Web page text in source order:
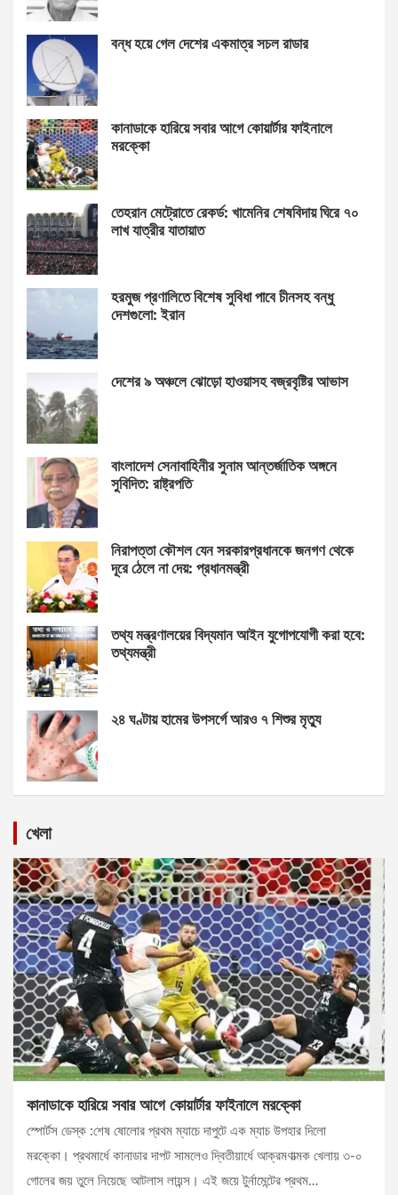
বন্ধ হয়ে গেল দেশের একমাত্র সচল রাডার
কানাডাকে হারিয়ে সবার আগে কোয়ার্টার ফাইনালে
মরক্কো
তেহরান মেট্রোতে রেকর্ড: খামেনির শেষবিদায় ঘিরে ৭০
লাখ যাত্রীর যাতায়াত
হরমুজ প্রণালিতে বিশেষ সুবিধা পাবে চীনসহ বন্ধু
দেশগুলো: ইরান
দেশের ৯ অঞ্চলে ঝোড়ো হাওয়াসহ বজ্রবৃষ্টির আভাস
বাংলাদেশ সেনাবাহিনীর সুনাম আন্তর্জাতিক অঙ্গনে
সুবিদিত: রাষ্ট্রপতি
নিরাপত্তা কৌশল যেন সরকারপ্রধানকে জনগণ থেকে
দূরে ঠেলে না দেয়: প্রধানমন্ত্রী
তথ্য মন্ত্রণালয়ের বিদ্যমান আইন যুগোপযোগী করা হবে:
তথ্যমন্ত্রী
২৪ ঘণ্টায় হামের উপসর্গে আরও ৭ শিশুর মৃত্যু
খেলা
কানাডাকে হারিয়ে সবার আগে কোয়ার্টার ফাইনালে মরক্কো
স্পোর্টস ডেস্ক :শেষ ষোলোর প্রথম ম্যাচে দাপুটে এক ম্যাচ উপহার দিলো
মরক্কো। প্রথমার্ধে কানাডার দাপট সামলেও দ্বিতীয়ার্ধে আক্রমণাত্মক খেলায় ৩-০
গোলের জয় তুলে নিয়েছে আটলাস লায়ন্স। এই জয়ে টুর্নামেন্টের প্রথম…